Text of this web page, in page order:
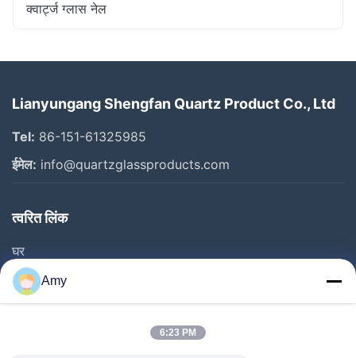
क्वार्ट्ज ग्लास नेल
Lianyungang Shengfan Quartz Product Co., Ltd
Tel: 86-151-61325985
ईमेल: info@quartzglassproducts.com
त्वरित लिंक
घर
उत्पाद
वीडियो
Amy
6:23 PM